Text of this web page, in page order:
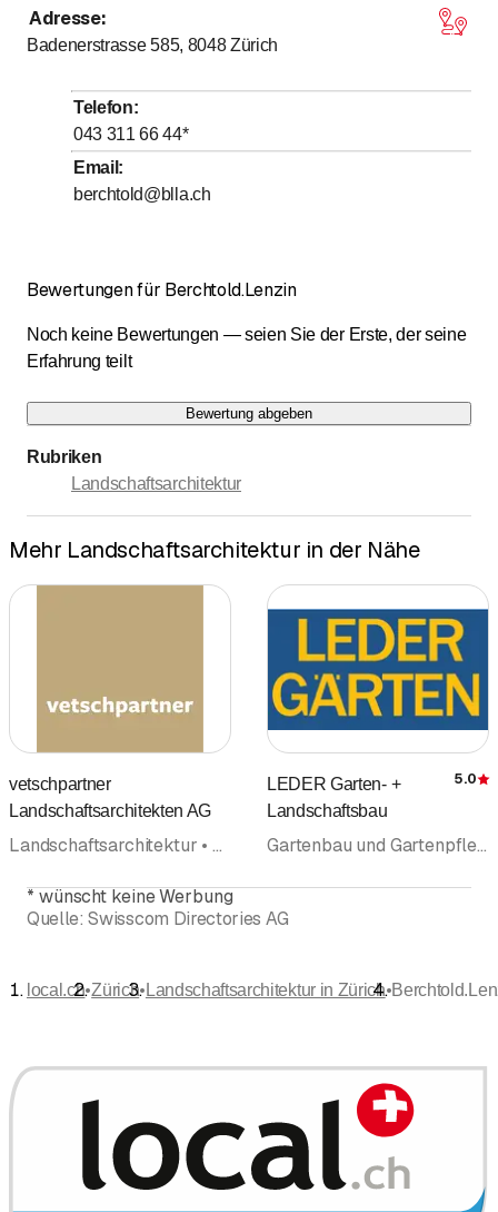
Adresse:
Badenerstrasse 585, 8048 Zürich
Telefon:
043 311 66 44*
Email :
berchtold@blla.ch
Bewertungen für Berchtold.Lenzin
Noch keine Bewertungen — seien Sie der Erste, der seine
Erfahrung teilt
Bewertung abgeben
Rubriken
Landschaftsarchitektur
Mehr Landschaftsarchitektur in der Nähe
vetschpartner
Landschaftsarchitekten AG
Landschaftsarchitektur • Raumplanung Stadtplanung
LEDER Garten- +
Landschaftsbau
5.0
Gartenbau und Gartenpflege • Gartenbau Gartenpflege • Landschaftsarchitektur • Gartengestaltung • Gartenunterhalt • Baumpflege • Gärtnerei • Zäune Zaunbau
* wünscht keine Werbung
Quelle: Swisscom Directories AG
local.ch•Zürich• Landschaftsarchitektur in Zürich•